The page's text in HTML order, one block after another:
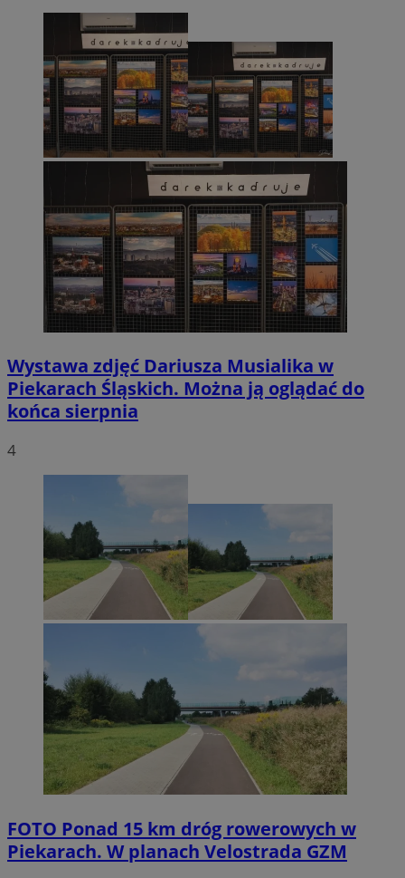
Wystawa zdjęć Dariusza Musialika w
Piekarach Śląskich. Można ją oglądać do
końca sierpnia
4
FOTO Ponad 15 km dróg rowerowych w
Piekarach. W planach Velostrada GZM